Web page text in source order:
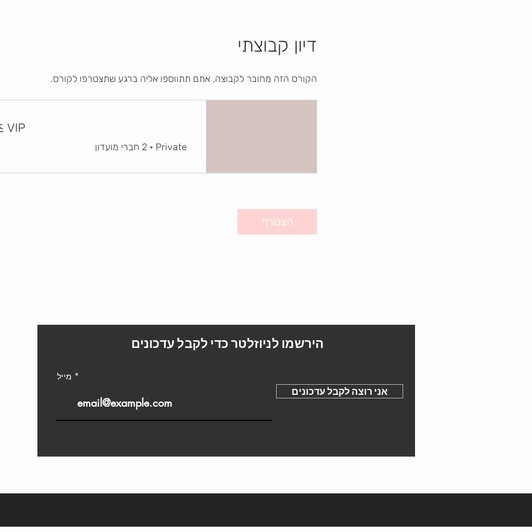
דיון קבוצתי
הקורס הזה מחובר לקבוצה. אתם תתווספו אליה ברגע שתצטרפו לקורס.
VIP
Private
• 2 חברי מועדון
הצטרף
הירשמו לניוזלטר כדי לקבל עדכונים
מייל
אני רוצה לקבל עדכונים